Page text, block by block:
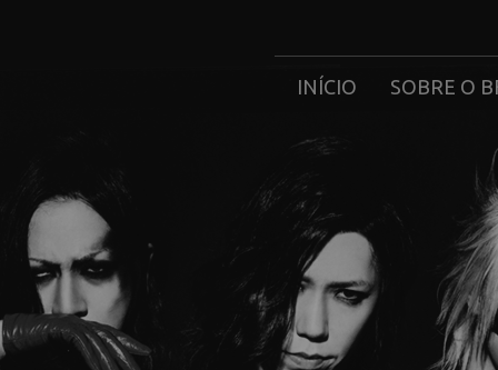
INÍCIO SOBRE O